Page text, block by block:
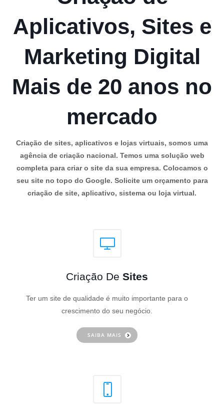
Aplicativos, Sites e
Marketing Digital
Mais de 20 anos no
mercado
Criação de sites, aplicativos e lojas virtuais, somos uma
agência de criação nacional. Temos uma solução web
completa para criar o site da sua empresa. Colocamos o
seu site no topo do Google. Solicite um orçamento para
criação de site, aplicativo, sistema ou loja virtual.
Criação De Sites
Ter um site de qualidade é muito importante para o
crescimento do seu negócio.
SAIBA MAIS